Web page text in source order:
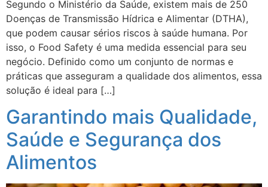
Segundo o Ministério da Saúde, existem mais de 250
Doenças de Transmissão Hídrica e Alimentar (DTHA),
que podem causar sérios riscos à saúde humana. Por
isso, o Food Safety é uma medida essencial para seu
negócio. Definido como um conjunto de normas e
práticas que asseguram a qualidade dos alimentos, essa
solução é ideal para […]
Garantindo mais Qualidade,
Saúde e Segurança dos
Alimentos